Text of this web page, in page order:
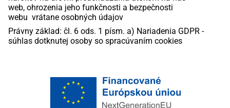
web, ohrozenia jeho funkčnosti a bezpečnosti
webu vrátane osobných údajov
Právny základ: čl. 6 ods. 1 písm. a) Nariadenia GDPR -
súhlas dotknutej osoby so spracúvaním cookies